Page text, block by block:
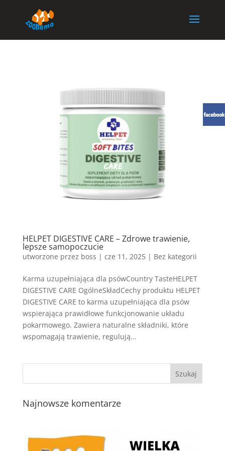
HELPET DIGESTIVE CARE – Zdrowe trawienie,
lepsze samopoczucie
utworzone przez boss | cze 11, 2025| Bez kategorii
Karma uzupełniająca dla psówCountry TasteHELPET
DIGESTIVE CARE OgólneSkładCechy produktu HELPET
DIGESTIVE CARE to karma uzupełniająca dla psów
wspierająca prawidłowe funkcjonowanie układu
pokarmowego. Zawiera naturalne składniki, które
wspomagają trawienie, regulują...
Najnowsze komentarze